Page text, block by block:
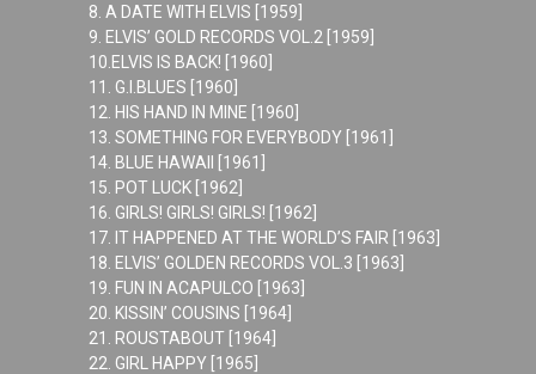
8. A DATE WITH ELVIS [1959]
9. ELVIS’ GOLD RECORDS VOL.2 [1959]
10.ELVIS IS BACK! [1960]
11. G.I.BLUES [1960]
12. HIS HAND IN MINE [1960]
13. SOMETHING FOR EVERYBODY [1961]
14. BLUE HAWAII [1961]
15. POT LUCK [1962]
16. GIRLS! GIRLS! GIRLS! [1962]
17. IT HAPPENED AT THE WORLD’S FAIR [1963]
18. ELVIS’ GOLDEN RECORDS VOL.3 [1963]
19. FUN IN ACAPULCO [1963]
20. KISSIN’ COUSINS [1964]
21. ROUSTABOUT [1964]
22. GIRL HAPPY [1965]